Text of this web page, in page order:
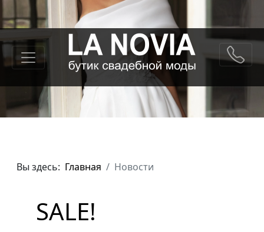
Вы здесь: Главная Новости
SALE!